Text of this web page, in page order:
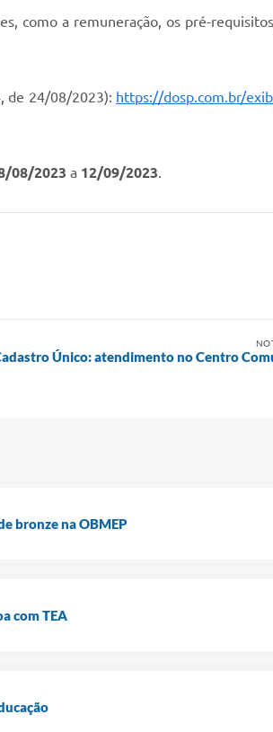
como a remuneração, os pré-
de 24/08/2023): https://dosp.com.br/
08/2023 a 12/09/2023
Único: atendimento no Centro
bronze na OBMEP
com TEA